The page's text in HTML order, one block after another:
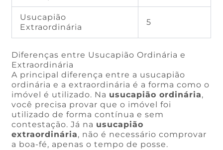
Usucapião
Extraordinária
5
Diferenças entre Usucapião Ordinária e
Extraordinária
A principal diferença entre a usucapião
ordinária e a extraordinária é a forma como o
imóvel é utilizado. Na usucapião ordinária,
você precisa provar que o imóvel foi
utilizado de forma contínua e sem
contestação. Já na usucapião
extraordinária, não é necessário comprovar
a boa-fé, apenas o tempo de posse.